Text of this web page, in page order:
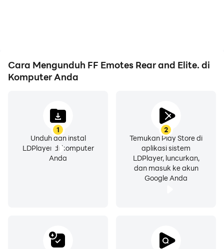
Cara Mengunduh FF Emotes Rear and Elite. di
Komputer Anda
1
Unduh dan instal
LDPlayer di komputer
Anda
2
Temukan Play Store di
aplikasi sistem
LDPlayer, luncurkan,
dan masuk ke akun
Google Anda